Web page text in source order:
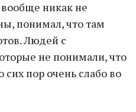
никак не
понимал, что там
Людей с
не понимали, что
пор очень слабо во